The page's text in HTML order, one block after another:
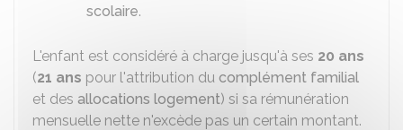
scolaire.
L'enfant est considéré à charge jusqu'à ses 20 ans
(21 ans pour l'attribution du complément familial
et des allocations logement) si sa rémunération
mensuelle nette n'excède pas un certain montant.